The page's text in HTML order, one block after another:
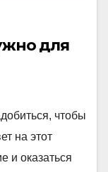
для
чтобы
на этот
и оказаться